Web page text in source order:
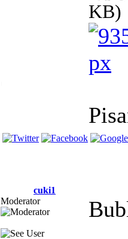
KB)
cuki1
Moderator